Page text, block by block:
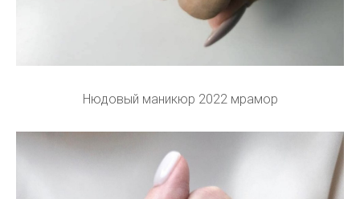
Нюдовый маникюр 2022 мрамор